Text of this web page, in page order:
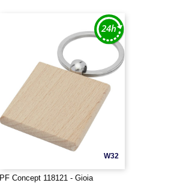
W32
PF Concept 118121 - Gioia